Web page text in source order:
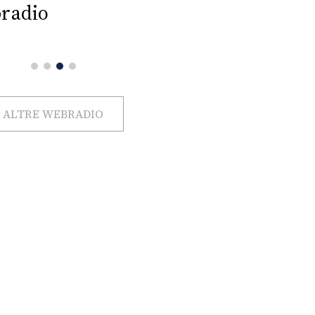
ALTRE WEBRADIO